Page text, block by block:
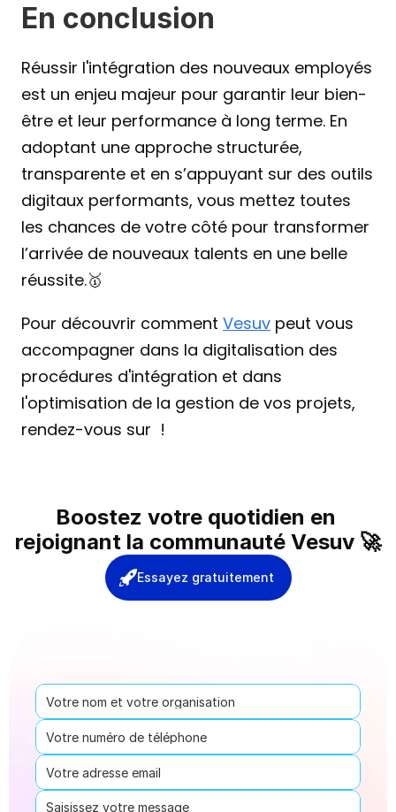
En conclusion
Réussir l'intégration des nouveaux employés
est un enjeu majeur pour garantir leur bien-
être et leur performance à long terme. En
adoptant une approche structurée,
transparente et en s’appuyant sur des outils
digitaux performants, vous mettez toutes
les chances de votre côté pour transformer
l’arrivée de nouveaux talents en une belle
réussite.🥇
Pour découvrir comment Vesuv peut vous
accompagner dans la digitalisation des
procédures d'intégration et dans
l'optimisation de la gestion de vos projets,
rendez-vous sur  !
Boostez votre quotidien en
rejoignant la communauté Vesuv 🚀
Essayez gratuitement